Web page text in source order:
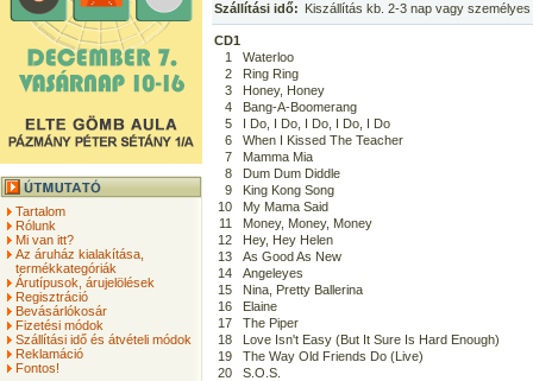
Tartalom
Rólunk
Mi van itt?
Az áruház kialakítása,
termékkategóriák
Árutípusok, árujelölések
Regisztráció
Bevásárlókosár
Fizetési módok
Szállítási idő és átvételi módok
Reklamáció
Fontos!
Szállítási idő: Kiszállítás kb. 2-3 nap vagy
CD1
1
Waterloo
2
Ring Ring
3
Honey, Honey
4
Bang-A-Boomerang
5
I Do, I Do, I Do, I Do, I Do
6
When I Kissed The Teacher
7
Mamma Mia
8
Dum Dum Diddle
9
King Kong Song
10
My Mama Said
11
Money, Money, Money
12
Hey, Hey Helen
13
As Good As New
14
Angeleyes
15
Nina, Pretty Ballerina
16
Elaine
17
The Piper
18
Love Isn't Easy (But It Sure Is Hard Enough)
19
The Way Old Friends Do (Live)
20
S.O.S.